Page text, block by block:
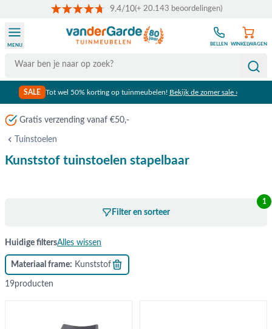
9.4/10(+ 20.143 beoordelingen)
Search
MENU BELLEN WINKELWAGEN
SALE Tot wel 50% korting op tuinmeubelen! Bekijk de zomer sale ›
Gratis verzending vanaf €50,-
Tuinstoelen
Kunststof tuinstoelen stapelbaar
Filter en sorteer
1
Huidige filtersAlles wissen
Materiaal frame Kunststof
19producten